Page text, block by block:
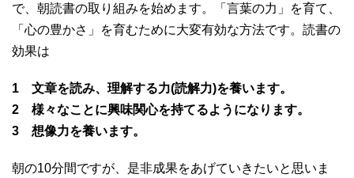
で、朝読書の取り組みを始めます。「言葉の力」を育て、
「心の豊かさ」を育むために大変有効な方法です。読書の
効果は
1 文章を読み、理解する力(読解力)を養います。
2 様々なことに興味関心を持てるようになります。
3 想像力を養います。
朝の10分間ですが、是非成果をあげていきたいと思いま